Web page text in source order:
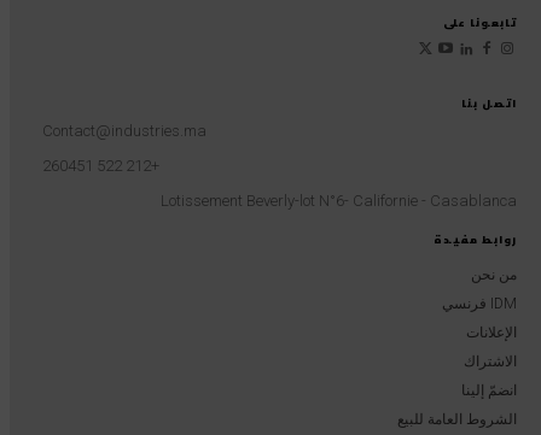
روابط مفيدة
من نحن
IDM فرنسي
الإعلانات
الاشتراك
انضمّ إلينا
الشروط العامة للبيع
اتصل بنا
Contact@industries.ma
+212 522 260451
Lotissement Beverly-lot N°6- Californie - Casablanca
تابعونا على